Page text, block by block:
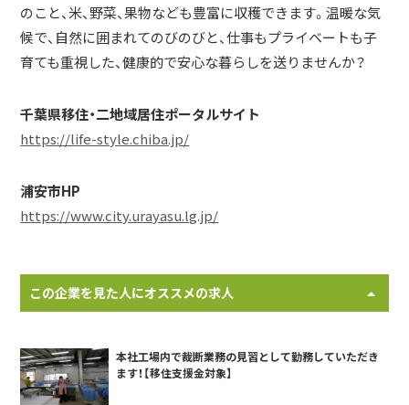
のこと、米、野菜、果物なども豊富に収穫できます。温暖な気
候で、自然に囲まれてのびのびと、仕事もプライベートも子
育ても重視した、健康的で安心な暮らしを送りませんか？
千葉県移住・二地域居住ポータルサイト
https://life-style.chiba.jp/
浦安市HP
https://www.city.urayasu.lg.jp/
この企業を見た人にオススメの求人
本社工場内で裁断業務の見習として勤務していただき
ます！【移住支援金対象】